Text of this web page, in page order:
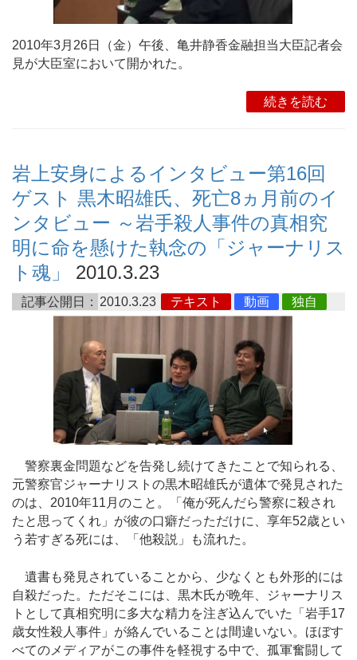
2010年3月26日（金）午後、亀井静香金融担当大臣記者会
見が大臣室において開かれた。
続きを読む
岩上安身によるインタビュー第16回
ゲスト 黒木昭雄氏、死亡8ヵ月前のイ
ンタビュー ～岩手殺人事件の真相究
明に命を懸けた執念の「ジャーナリス
ト魂」
2010.3.23
記事公開日： 2010.3.23 テキスト 動画 独自
警察裏金問題などを告発し続けてきたことで知られる、
元警察官ジャーナリストの黒木昭雄氏が遺体で発見された
のは、2010年11月のこと。「俺が死んだら警察に殺され
たと思ってくれ」が彼の口癖だっただけに、享年52歳とい
う若すぎる死には、「他殺説」も流れた。
遺書も発見されていることから、少なくとも外形的には
自殺だった。ただそこには、黒木氏が晩年、ジャーナリス
トとして真相究明に多大な精力を注ぎ込んでいた「岩手17
歳女性殺人事件」が絡んでいることは間違いない。ほぼす
べてのメディアがこの事件を軽視する中で、孤軍奮闘して